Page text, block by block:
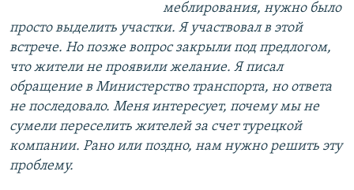
меблирования, нужно было
просто выделить участки. Я участвовал в этой
встрече. Но позже вопрос закрыли под предлогом,
что жители не проявили желание. Я писал
обращение в Министерство транспорта, но ответа
не последовало. Меня интересует, почему мы не
сумели переселить жителей за счет турецкой
компании. Рано или поздно, нам нужно решить эту
проблему.